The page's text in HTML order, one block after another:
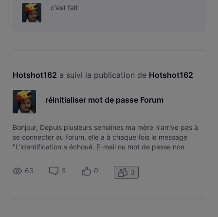
non plus)
c'est fait
Hotshot162 a suivi la publication de Hotshot162
réinitialiser mot de passe Forum
Bonjour, Depuis plusieurs semaines ma mère n'arrive pas à
se connecter au forum, elle a à chaque fois le message
"L'identification a échoué. E-mail ou mot de passe non
reçoit aucun email de la part de Voo (rien dans les spams
non plus)
63 5 0 3